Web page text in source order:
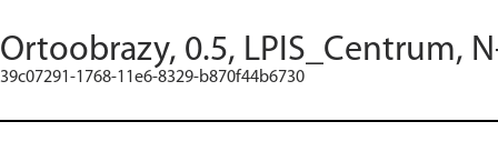
Ortoobrazy, 0.5, LPIS_Centrum,
39c07291-1768-11e6-8329-b870f44b6730